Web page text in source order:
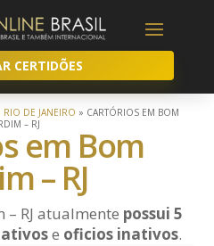
CERTIDÕES
RIO DE JANEIRO » CARTÓRIOS EM BOM
– RJ
em Bom
– RJ
– RJ atualmente possui 5
e oficios inativos.